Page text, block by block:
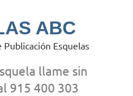
ABC
Esquelas
llame sin
915 400 303